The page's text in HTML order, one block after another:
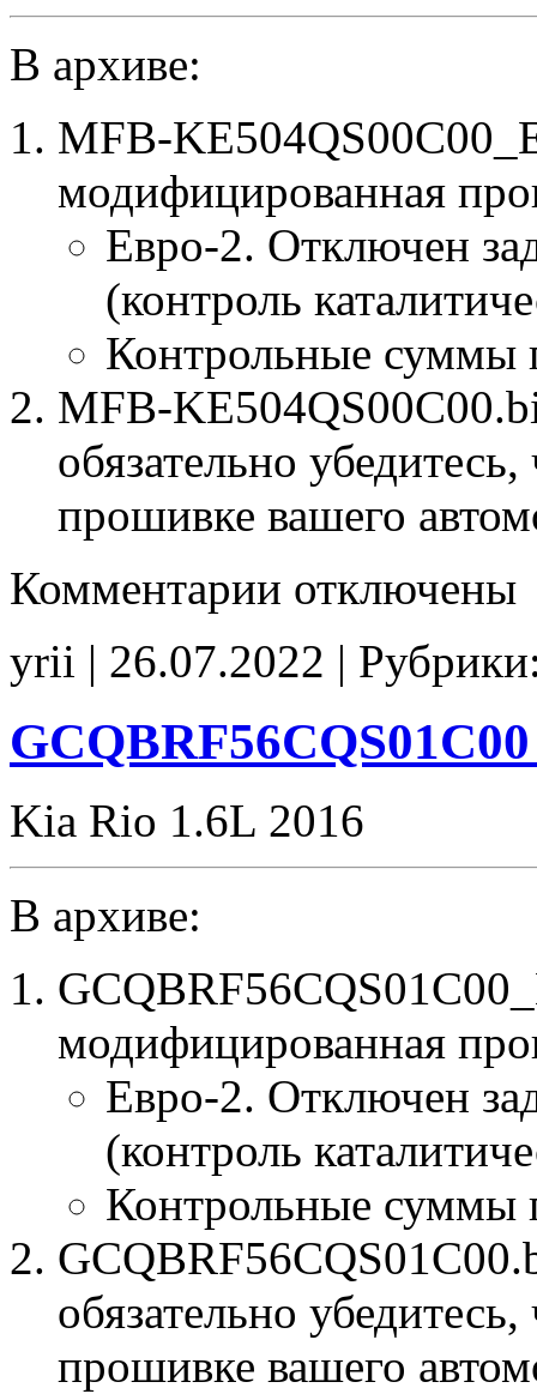
В архиве:
MFB-
модифицированная
Евро-2. Отключен
(контроль
Контрольные суммы
MFB-
обязательно
прошивке вашего
Комментарии записи
E2
CHK(ok)
отключены
yrii | 26.07.2022 |
Kia Rio 1.6L 2016
В архиве:
модифицированная
Евро-2. Отключен
(контроль
Контрольные суммы
обязательно
прошивке вашего